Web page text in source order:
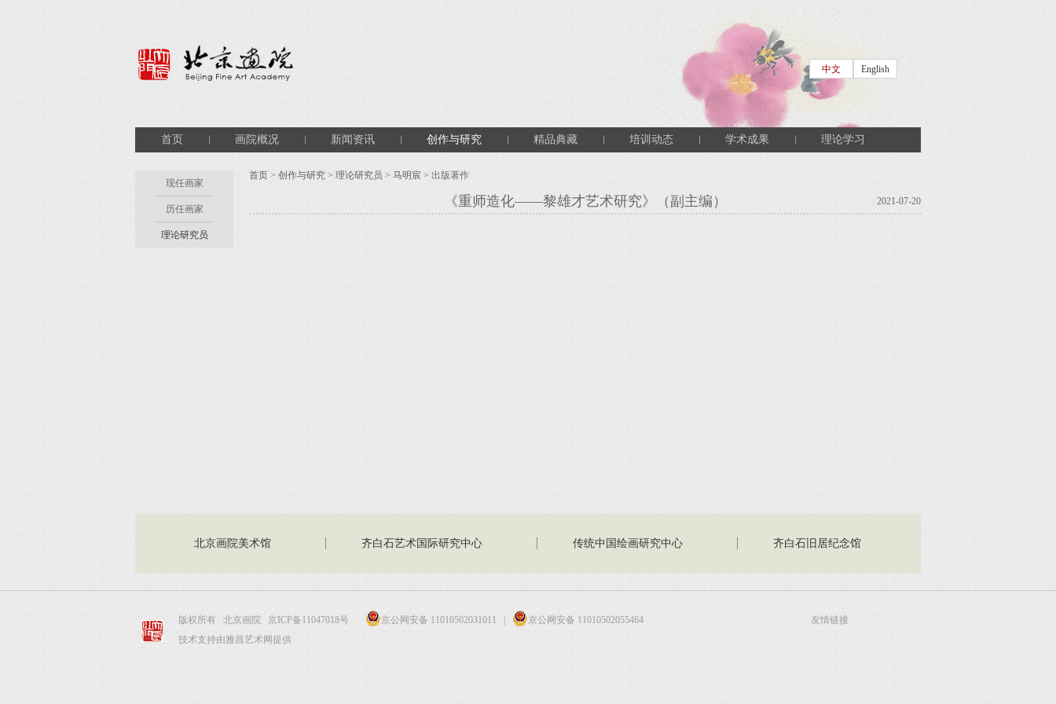
English
中文
首页 画院概况 新闻资讯 创作与研究 精品典藏 培训动态 学术成果 理论学习
现任画家
历任画家
理论研究员
首页 > 创作与研究 > 理论研究员 > 马明宸 > 出版著作
《重师造化——黎雄才艺术研究》（副主编） 2021-07-20
北京画院美术馆 齐白石艺术国际研究中心 传统中国绘画研究中心 齐白石旧居纪念馆
友情链接
版权所有 北京画院 京ICP备11047018号 京公网安备 11010502031011
京公网安备 11010502055464
技术支持由雅昌艺术网提供